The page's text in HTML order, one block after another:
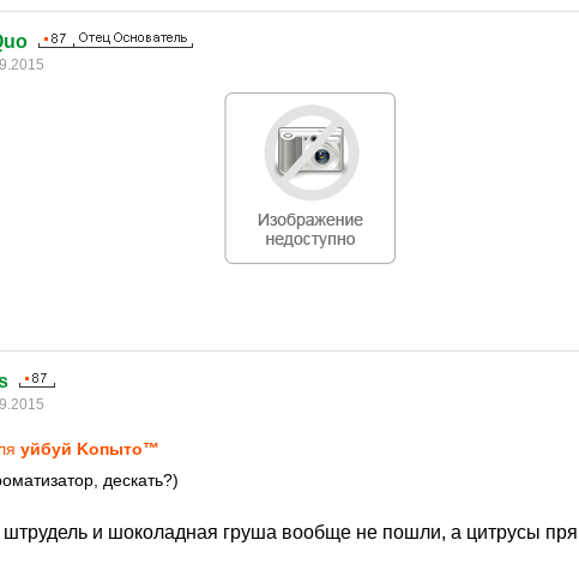
yйбуй Kопыто™
дескать?)
и шоколадная груша вообще не пошли, а цитрусы